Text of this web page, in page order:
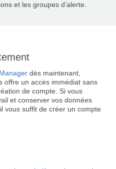
et les groupes d’alerte.
dès maintenant,
offre un accès immédiat sans
de compte. Si vous
et conserver vos données
vous suffit de créer un compte